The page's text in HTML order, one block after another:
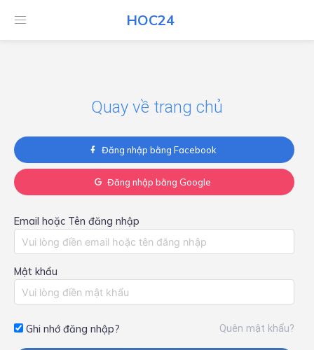
HOC24
HOC24
Quay về trang chủ
Đăng nhập bằng Facebook
Đăng nhập bằng Google
Email hoặc Tên đăng nhập
Mật khẩu
Ghi nhớ đăng nhập? Quên mật khẩu?